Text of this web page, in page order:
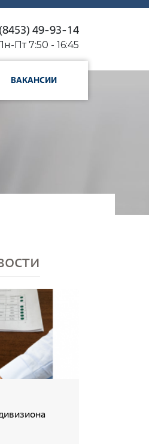
49-93-14
Пт 7:50 - 16:45
ВАКАНСИИ